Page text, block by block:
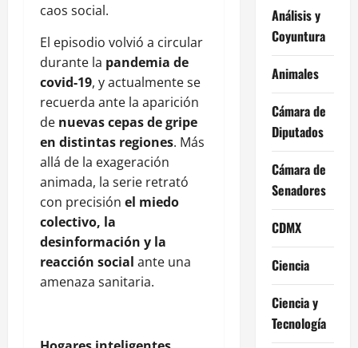
caos social.
El episodio volvió a circular
durante la pandemia de
covid-19, y actualmente se
recuerda ante la aparición
de nuevas cepas de gripe
en distintas regiones. Más
allá de la exageración
animada, la serie retrató
con precisión el miedo
colectivo, la
desinformación y la
reacción social ante una
amenaza sanitaria.
Análisis y
Coyuntura
Animales
Cámara de
Diputados
Cámara de
Senadores
CDMX
Ciencia
Ciencia y
Tecnología